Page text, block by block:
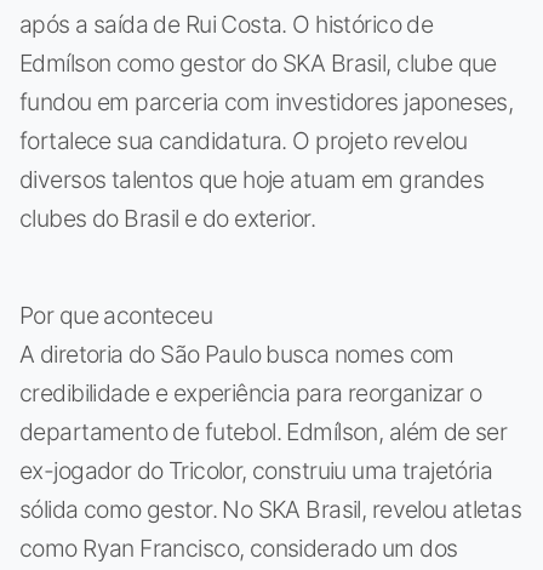
após a saída de Rui Costa. O histórico de
Edmílson como gestor do SKA Brasil, clube que
fundou em parceria com investidores japoneses,
fortalece sua candidatura. O projeto revelou
diversos talentos que hoje atuam em grandes
clubes do Brasil e do exterior.
Por que aconteceu
A diretoria do São Paulo busca nomes com
credibilidade e experiência para reorganizar o
departamento de futebol. Edmílson, além de ser
ex-jogador do Tricolor, construiu uma trajetória
sólida como gestor. No SKA Brasil, revelou atletas
como Ryan Francisco, considerado um dos